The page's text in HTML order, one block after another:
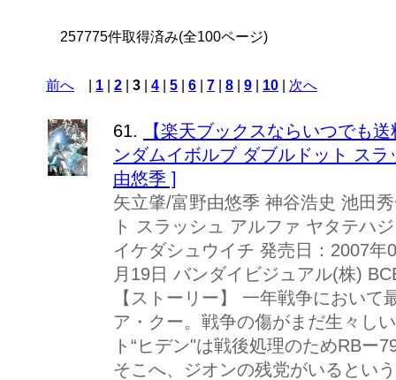
257775件取得済み(全100ページ)
前へ 1 2 3 4 5 6 7 8 9 10 次へ
61.
【楽天ブックスならいつでも
ンダムイボルブ ダブルドット ス
由悠季 ]
矢立肇/富野由悠季 神谷浩史 池田
ト スラッシュ アルファ ヤタテハ
イケダシュウイチ 発売日：2007
月19日 バンダイビジュアル(株)
【ストーリー】 一年戦争におい
ア・クー。戦争の傷がまだ生々し
ト“ヒデン"は戦後処理のためRBー
そこへ、ジオンの残党がいるとい